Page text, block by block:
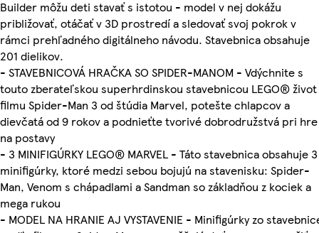
Builder môžu deti stavať s istotou - model v nej dokážu
približovať, otáčať v 3D prostredí a sledovať svoj pokrok v
rámci prehľadného digitálneho návodu. Stavebnica obsahuje
201 dielikov.
- STAVEBNICOVÁ HRAČKA SO SPIDER-MANOM - Vdýchnite s
touto zberateľskou superhrdinskou stavebnicou LEGO® život
filmu Spider-Man 3 od štúdia Marvel, potešte chlapcov a
dievčatá od 9 rokov a podnieťte tvorivé dobrodružstvá pri hre
na postavy
- 3 MINIFIGÚRKY LEGO® MARVEL - Táto stavebnica obsahuje 3
minifigúrky, ktoré medzi sebou bojujú na stavenisku: Spider-
Man, Venom s chápadlami a Sandman so základňou z kociek a
mega rukou
- MODEL NA HRANIE AJ VYSTAVENIE - Minifigúrky zo